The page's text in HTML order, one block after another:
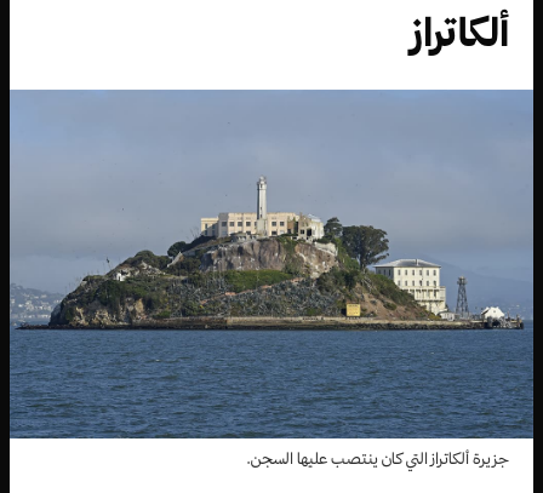
ألكاتراز
جزيرة ألكاتراز التي كان ينتصب عليها السجن.